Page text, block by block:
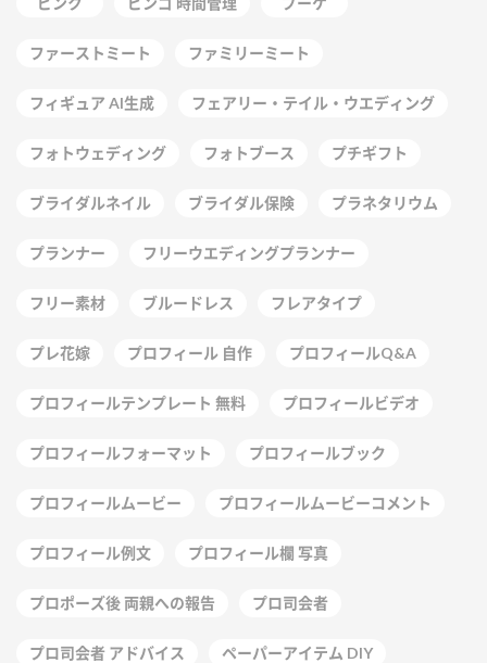
ファーストミート ファミリーミート
フィギュア AI生成 フェアリー・テイル・ウエディング
フォトウェディング フォトブース プチギフト
ブライダルネイル ブライダル保険 プラネタリウム
プランナー フリーウエディングプランナー
フリー素材 ブルードレス フレアタイプ
プレ花嫁 プロフィール 自作 プロフィールQ&A
プロフィールテンプレート 無料 プロフィールビデオ
プロフィールフォーマット プロフィールブック
プロフィールムービー プロフィールムービーコメント
プロフィール例文 プロフィール欄 写真
プロポーズ後 両親への報告 プロ司会者
プロ司会者 アドバイス ペーパーアイテム DIY